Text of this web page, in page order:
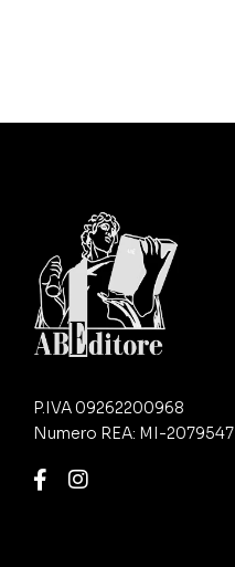
P.IVA 09262200968
Numero REA: MI-2079547